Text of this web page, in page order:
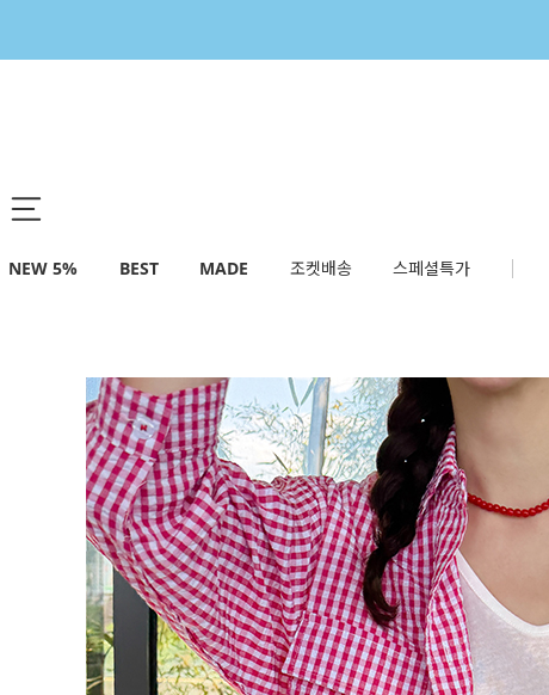
NEW 5% BEST MADE 조켓배송 스페셜특가